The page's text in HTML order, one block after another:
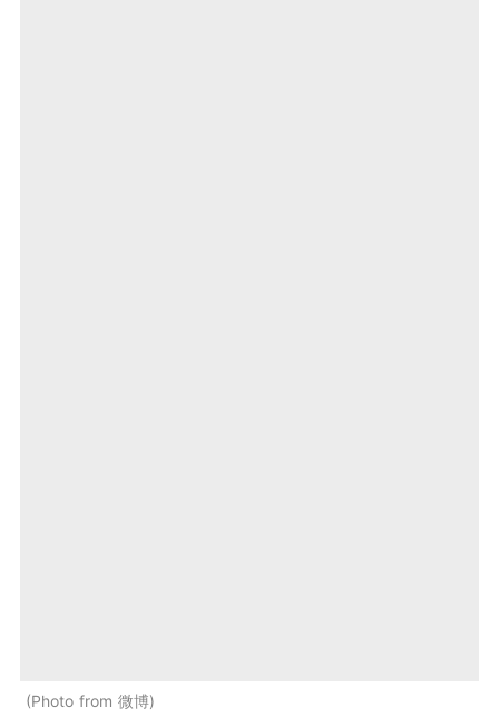
Photo from 微博